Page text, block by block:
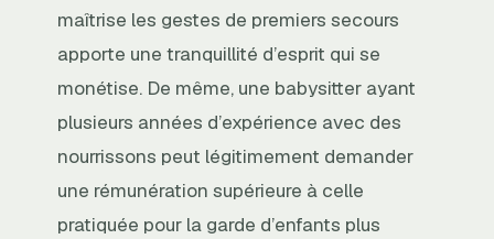
maîtrise les gestes de premiers secours
apporte une tranquillité d’esprit qui se
monétise. De même, une babysitter ayant
plusieurs années d’expérience avec des
nourrissons peut légitimement demander
une rémunération supérieure à celle
pratiquée pour la garde d’enfants plus